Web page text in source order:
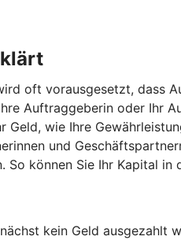
oft vorausgesetzt, dass
Auftraggeberin oder Ihr
Geld, wie Ihre
und
So können Sie Ihr Kapital
kein Geld ausgezahlt